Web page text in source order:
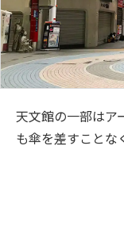
天文館の一部はア
も傘を差すことな